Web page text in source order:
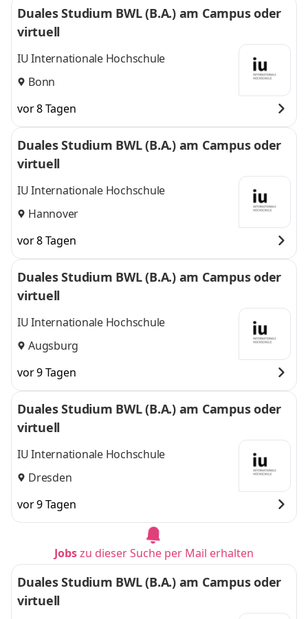
Duales Studium BWL (B.A.) am Campus oder
virtuell
IU Internationale Hochschule
Bonn
vor 8 Tagen
Duales Studium BWL (B.A.) am Campus oder
virtuell
IU Internationale Hochschule
Hannover
vor 8 Tagen
Duales Studium BWL (B.A.) am Campus oder
virtuell
IU Internationale Hochschule
Augsburg
vor 9 Tagen
Duales Studium BWL (B.A.) am Campus oder
virtuell
IU Internationale Hochschule
Dresden
vor 9 Tagen
Jobszu dieser Suche per Mail erhalten
Duales Studium BWL (B.A.) am Campus oder
virtuell